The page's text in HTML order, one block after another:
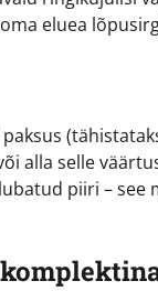
eluea
alla selle
piiri –